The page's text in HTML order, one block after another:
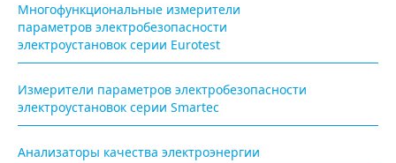
Многофункциональные измерители
параметров электробезопасности
электроустановок серии Eurotest
Измерители параметров электробезопасности
электроустановок серии Smartec
Анализаторы качества электроэнергии